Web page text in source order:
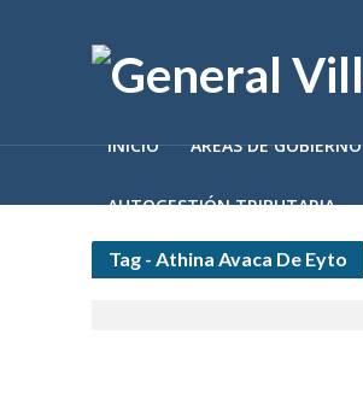
INICIO ÁREAS DE GOBIERNO
AUTOGESTIÓN TRIBUTARIA
Tag - Athina Avaca De Eyto